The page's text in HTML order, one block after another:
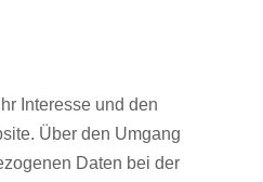
Interesse und den
Über den Umgang
Daten bei der